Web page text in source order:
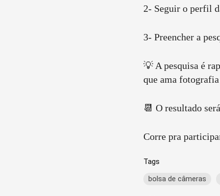
2- Seguir o perfil
3- Preencher a
💡 A pesquisa é
que ama
📆 O resultado
Corre pra
Tags
bolsa de câmeras